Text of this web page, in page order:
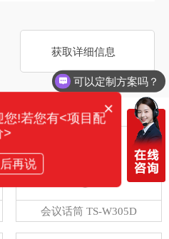
获取详细信息
产品
会议话筒 TS-W305D
可以定制方案吗？
×
您!若您有<项目配
>
再说